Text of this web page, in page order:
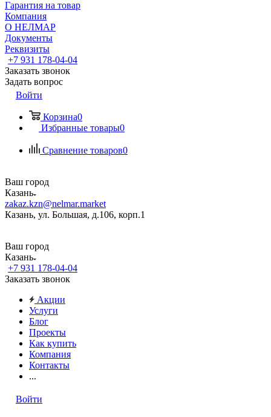
Гарантия на товар
Компания
О НЕЛМАР
Документы
Реквизиты
+7 931 178-04-04
Заказать звонок
Задать вопрос
Войти
Корзина0
Избранные товары0
Сравнение товаров0
Ваш город
Казань
zakaz.kzn@nelmar.market
Казань, ул. Большая, д.106, корп.1
Ваш город
Казань
+7 931 178-04-04
Заказать звонок
Акции
Услуги
Блог
Проекты
Как купить
Компания
Контакты
...
Войти